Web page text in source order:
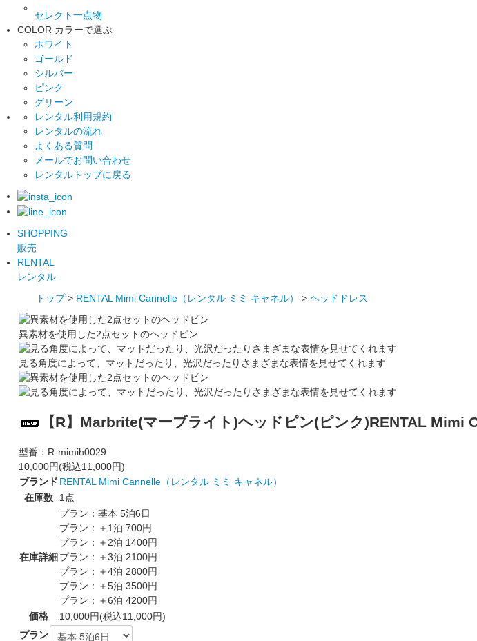
セレクト一点物
COLOR カラーで選ぶ
ホワイト
ゴールド
シルバー
ピンク
グリーン
レンタル利用規約
レンタルの流れ
よくある質問
メールでお問い合わせ
レンタルトップに戻る
SHOPPING
販売
RENTAL
レンタル
トップ > RENTAL Mimi Cannelle（レンタル ミミ キャネル） > ヘッドドレス
異素材を使用した2点セットのヘッドピン
見る角度によって、マットだったり、光沢だったりさまざまな表情を見せてくれます
【R】Marbrite(マーブライト)ヘッドピン(ピンク)RENTAL Mimi
型番： R-mimih0029
10,000円(税込11,000円)
ブランド RENTAL Mimi Cannelle（レンタル ミミ キャネル）
在庫数
1点
在庫詳細
プラン：基本 5泊6日
プラン：＋1泊 700円
プラン：＋2泊 1400円
プラン：＋3泊 2100円
プラン：＋4泊 2800円
プラン：＋5泊 3500円
プラン：＋6泊 4200円
価格
10,000円(税込11,000円)
プラン